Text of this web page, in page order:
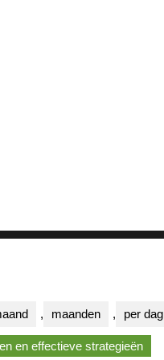
, maanden , per dag
en effectieve strategieën